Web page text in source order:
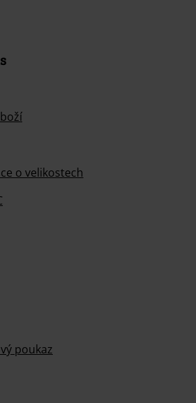
o velikostech
poukaz